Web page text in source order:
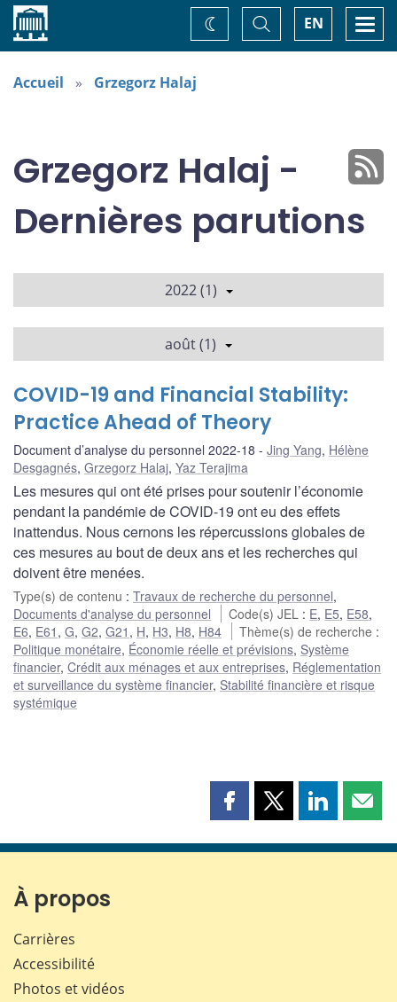
Accueil EN
Basculer
la
recherche
Changez
de
Accueil Grzegorz Halaj
Grzegorz Halaj -
Dernières parutions
2022 (1)
août (1)
COVID-19 and Financial Stability:
Practice Ahead of Theory
Document d’analyse du personnel 2022-18 Jing Yang, Hélène
Desgagnés, Grzegorz Halaj, Yaz Terajima
Les mesures qui ont été prises pour soutenir l’économie
pendant la pandémie de COVID-19 ont eu des effets
inattendus. Nous cernons les répercussions globales de
ces mesures au bout de deux ans et les recherches qui
doivent être menées.
Type(s) de contenu : Travaux de recherche du personnel,
Documents d'analyse du personnel
Code(s) JEL : E, E5, E58,
E6, E61 , G, G2, G21 , H, H3, H8, H84 Thème(s) de recherche :
Politique monétaire, Économie réelle et prévisions, Système
financier, Crédit aux ménages et aux entreprises, Réglementation
et surveillance du système financier, Stabilité financière et risque
systémique
Partager
page
Partager
page
Partager
page page
À propos
Carrières
Accessibilité
Photos et vidéos